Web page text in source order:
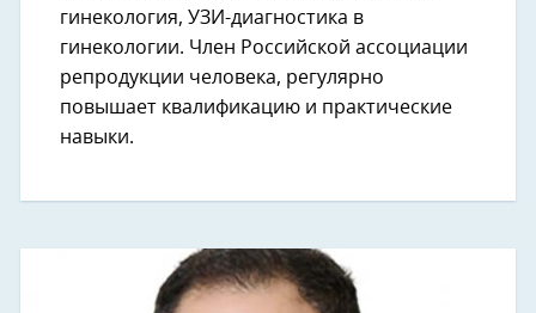
гинекология, УЗИ-диагностика в
гинекологии. Член Российской ассоциации
репродукции человека, регулярно
повышает квалификацию и практические
навыки.